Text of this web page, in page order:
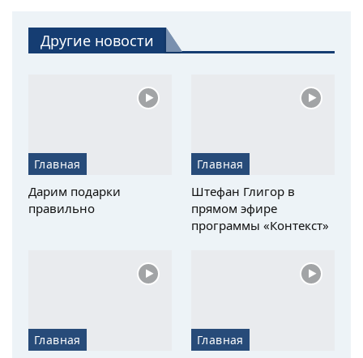
Другие новости
Главная
Дарим подарки
правильно
Главная
Штефан Глигор в
прямом эфире
программы «Контекст»
Главная Главная